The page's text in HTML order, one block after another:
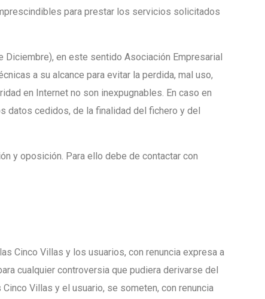
para prestar los servicios solicitados
en este sentido Asociación Empresarial
a su alcance para evitar la perdida, mal uso,
en Internet no son inexpugnables. En caso en
datos cedidos, de la finalidad del fichero y del
y oposición. Para ello debe de contactar con
Cinco Villas y los usuarios, con renuncia expresa a
cualquier controversia que pudiera derivarse del
Villas y el usuario, se someten, con renuncia